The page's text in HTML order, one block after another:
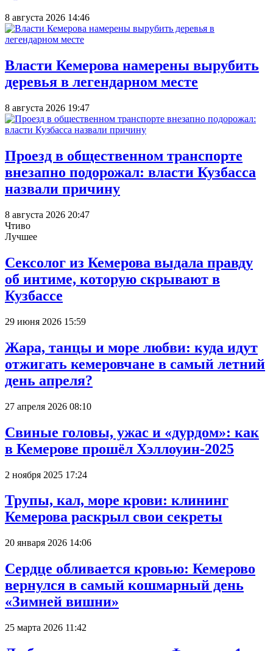
8 августа 2026 14:46
Власти Кемерова намерены вырубить
деревья в легендарном месте
8 августа 2026 19:47
Проезд в общественном транспорте
внезапно подорожал: власти Кузбасса
назвали причину
8 августа 2026 20:47
Чтиво
Лучшее
Сексолог из Кемерова выдала правду
об интиме, которую скрывают в
Кузбассе
29 июня 2026 15:59
Жара, танцы и море любви: куда идут
отжигать кемеровчане в самый летний
день апреля?
27 апреля 2026 08:10
Свиные головы, ужас и «дурдом»: как
в Кемерове прошёл Хэллоуин-2025
2 ноября 2025 17:24
Трупы, кал, море крови: клининг
Кемерова раскрыл свои секреты
20 января 2026 14:06
Сердце обливается кровью: Кемерово
вернулся в самый кошмарный день
«Зимней вишни»
25 марта 2026 11:42